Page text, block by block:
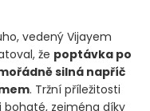
vedený Vijayem
že poptávka po
silná napříč
. Tržní příležitosti
zejména díky